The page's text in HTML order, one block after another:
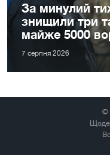
За минулий
знищили три
майже 5000
7 серпня 2026
©